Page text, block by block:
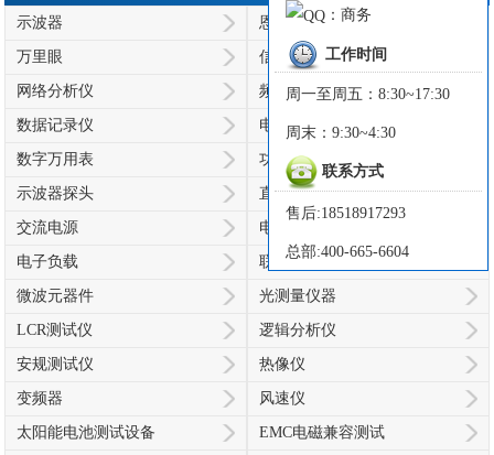
示波器 恩智/NGI
万里眼 信号发生器
网络分析仪 频谱分析仪
数据记录仪 电源
数字万用表 功率分析仪
示波器探头 直流电源
交流电源 电池模拟器
电子负载 联讯仪器
微波元器件 光测量仪器
LCR测试仪 逻辑分析仪
安规测试仪 热像仪
变频器 风速仪
太阳能电池测试设备 EMC电磁兼容测试
：商务
工作时间
周一至周五：8:30~17:30
周末：9:30~4:30
联系方式
售后:18518917293
总部:400-665-6604